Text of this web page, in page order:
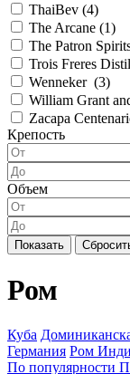
ThaiBev (4)
The Arcane (1)
The Patron
Trois Freres
Wenneker (3)
William Grant
Zacapa
Крепость
Объем
Показать
Ром
Куба
Германия Ром
По популярности